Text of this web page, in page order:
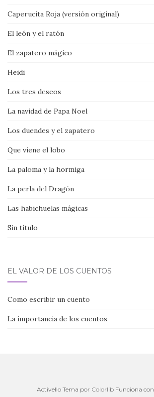
Caperucita Roja (versión original)
El león y el ratón
El zapatero mágico
Heidi
Los tres deseos
La navidad de Papa Noel
Los duendes y el zapatero
Que viene el lobo
La paloma y la hormiga
La perla del Dragón
Las habichuelas mágicas
Sin título
EL VALOR DE LOS CUENTOS
Como escribir un cuento
La importancia de los cuentos
Activello Tema por Colorlib Funciona con